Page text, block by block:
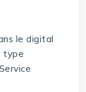
le digital
type